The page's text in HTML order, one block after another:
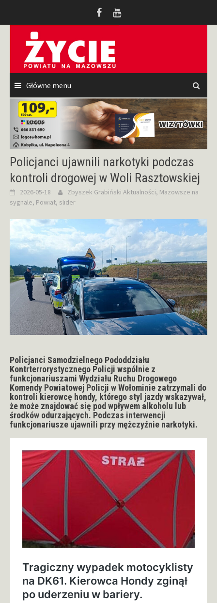
Główne menu
Policjanci ujawnili narkotyki podczas
kontroli drogowej w Woli Rasztowskiej
2026-05-18 Zbyszek Grabiński Aktualności, Mazowsze na
sygnale, Powiat, slider
Policjanci Samodzielnego Pododdziału
Kontrterrorystycznego Policji wspólnie z
funkcjonariuszami Wydziału Ruchu Drogowego
Komendy Powiatowej Policji w Wołominie zatrzymali do
kontroli kierowcę hondy, którego styl jazdy wskazywał,
że może znajdować się pod wpływem alkoholu lub
środków odurzających. Podczas interwencji
funkcjonariusze ujawnili przy mężczyźnie narkotyki.